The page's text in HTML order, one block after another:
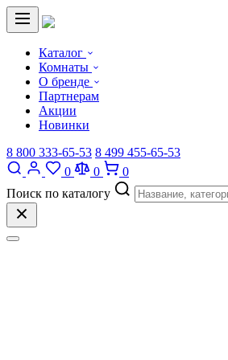
Каталог
Комнаты
О бренде
Партнерам
Акции
Новинки
8 800 333-65-53 8 499 455-65-53
0
0
0
Поиск по каталогу